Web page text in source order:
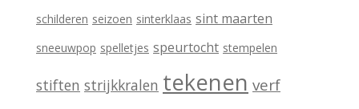
schilderen seizoen sinterklaas sint maarten
sneeuwpop spelletjes speurtocht stempelen
stiften strijkkralen tekenen verf